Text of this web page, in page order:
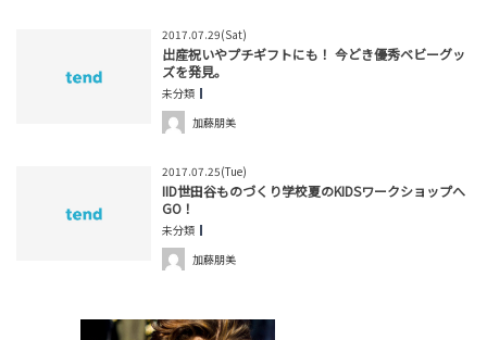
2017.07.29(Sat)
出産祝いやプチギフトにも！ 今どき優秀ベビーグッ
ズを発見。
未分類
加藤朋美
2017.07.25(Tue)
IID世田谷ものづくり学校夏のKIDSワークショップへ
GO！
未分類
加藤朋美